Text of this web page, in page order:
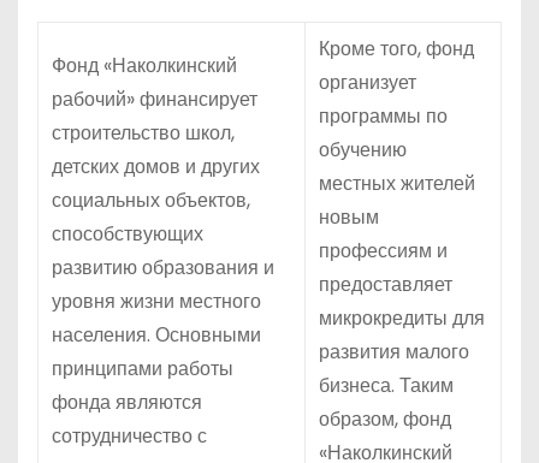
Фонд «Наколкинский
рабочий» финансирует
строительство школ,
детских домов и других
социальных объектов,
способствующих
развитию образования и
уровня жизни местного
населения. Основными
принципами работы
фонда являются
сотрудничество с
Кроме того, фонд
организует
программы по
обучению
местных жителей
новым
профессиям и
предоставляет
микрокредиты для
развития малого
бизнеса. Таким
образом, фонд
«Наколкинский